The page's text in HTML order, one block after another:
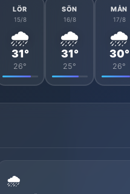
LÖR
15/8
🌧️
31°
26°
SÖN
16/8
🌧️
31°
25°
MÅN
17/8
🌧️
30°
26°
🌧️